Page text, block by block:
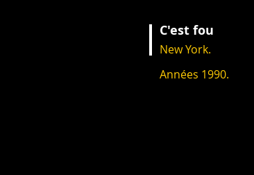
C'est fou
New York.
Années 1990.